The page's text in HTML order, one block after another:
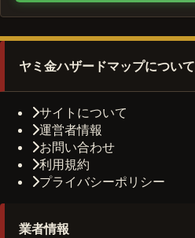
ヤミ金ハザードマップについて
サイトについて
運営者情報
お問い合わせ
利用規約
プライバシーポリシー
業者情報